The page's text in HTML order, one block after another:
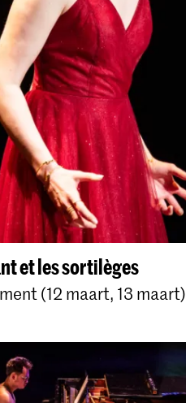
et les sortilèges
(12 maart, 13 maart)